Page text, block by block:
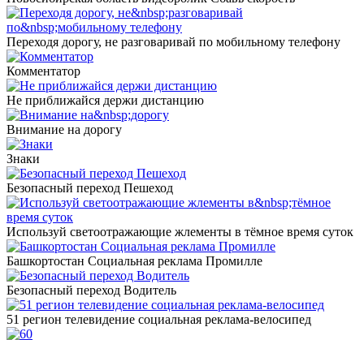
Переходя дорогу, не разговаривай по мобильному телефону
Комментатор
Не приближайся держи дистанцию
Внимание на дорогу
Знаки
Безопасный переход Пешеход
Используй светоотражающие жлементы в тёмное время суток
Башкортостан Социальная реклама Промилле
Безопасный переход Водитель
51 регион телевидение социальная реклама-велосипед